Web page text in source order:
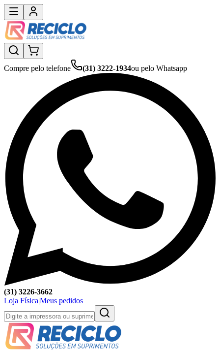
Compre pelo telefone (31) 3222-1934ou pelo Whatsapp
(31) 3226-3662
Loja Física|Meus pedidos